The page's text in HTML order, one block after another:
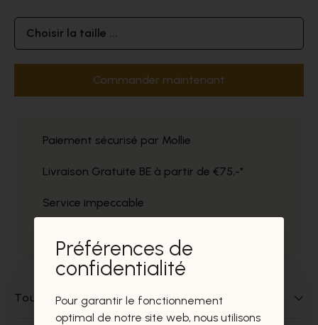
Choisir la taille ...
Commander maintenant
Paiement sécurisé par Mollie
Livraison Gratuite BE à partir de €75,-*
Service impeccable
Tout sur ce produit
Préférences de
confidentialité
Pour garantir le fonctionnement
optimal de notre site web, nous utilisons